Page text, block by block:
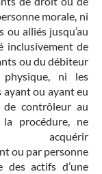
morale, ni
ou alliés jusqu’au
inclusivement de
ou du débiteur
physique, ni les
ayant ou ayant eu
contrôleur au
procédure, ne
acquérir
ou par personne
des actifs d’une